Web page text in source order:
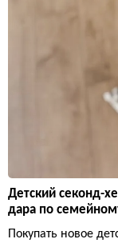
Детский секонд-
дара по
Покупать новое